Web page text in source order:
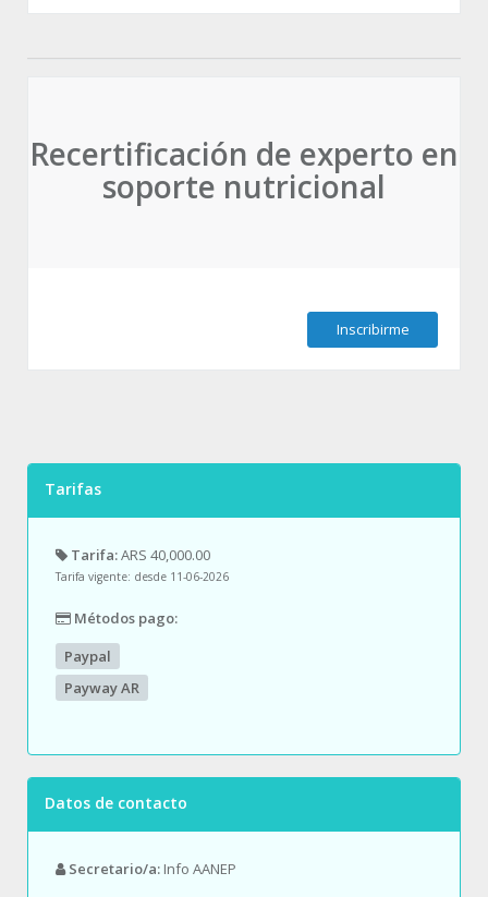
Recertificación de experto en
soporte nutricional
Inscribirme
Tarifas
Tarifa:ARS 40,000.00
Tarifa vigente: desde 11-06-2026
Métodos pago:
Paypal
Payway AR
Datos de contacto
Secretario/a: Info AANEP